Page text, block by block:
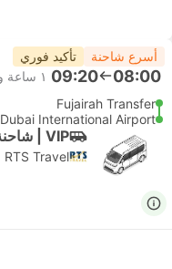
أسرع شاحنة تأكيد فوري
08:00
09:20 ١ ساعة و‫20 دقائق
Fujairah Transfer
Dubai International Airport
VIP | شاحنة
RTS Travel